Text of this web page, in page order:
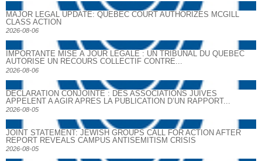
MAJOR LEGAL UPDATE: QUEBEC COURT AUTHORIZES MCGILL
CLASS ACTION
2026-08-06
IMPORTANTE MISE À JOUR LÉGALE : UN TRIBUNAL DU QUÉBEC
AUTORISE UN RECOURS COLLECTIF CONTRE...
2026-08-06
DECLARATION CONJOINTE : DES ASSOCIATIONS JUIVES
APPELENT A AGIR APRES LA PUBLICATION D’UN RAPPORT...
2026-08-05
JOINT STATEMENT: JEWISH GROUPS CALL FOR ACTION AFTER
REPORT REVEALS CAMPUS ANTISEMITISM CRISIS
2026-08-05